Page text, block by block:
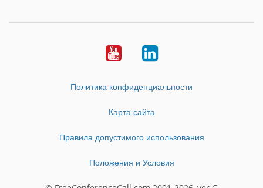
YoutubeLinkedIn
Политика конфиденциальности
Карта сайта
Правила допустимого использования
Положения и Условия